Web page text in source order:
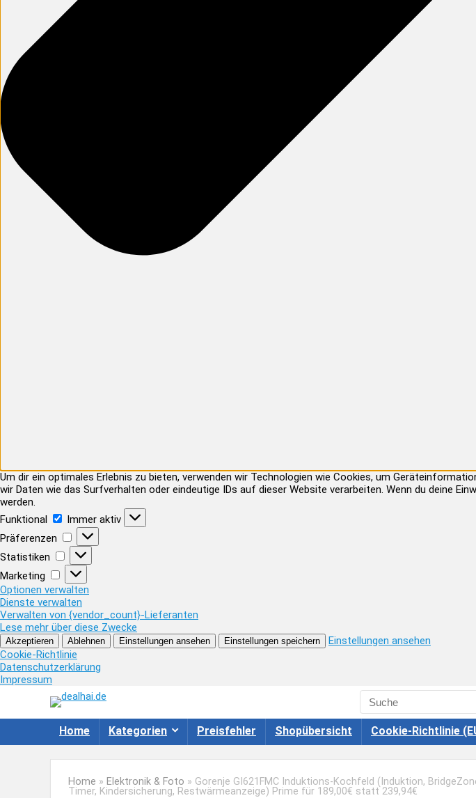
Um dir ein optimales Erlebnis zu bieten, verwenden wir Technologien wie Cookies, um
wir Daten wie das Surfverhalten oder eindeutige IDs auf dieser Website verarbeiten. Wenn du deine
werden.
Funktional
Funktional
Immer aktiv
Präferenzen
Präferenzen
Statistiken
Statistiken
Marketing
Marketing
Optionen verwalten
Dienste verwalten
Verwalten von {vendor_count}-Lieferanten
Lese mehr über diese Zwecke
Akzeptieren Ablehnen Einstellungen ansehen Einstellungen speichern
Einstellungen ansehen
Cookie-Richtlinie
Datenschutzerklärung
Impressum
Home Kategorien Preisfehler Shopübersicht Cookie-Richtlinie
Home » Elektronik & Foto » Gorenje GI621FMC Induktions-Kochfeld (Induktion,
Timer, Kindersicherung, Restwärmeanzeige) Prime für 189,00€ statt 239,94€